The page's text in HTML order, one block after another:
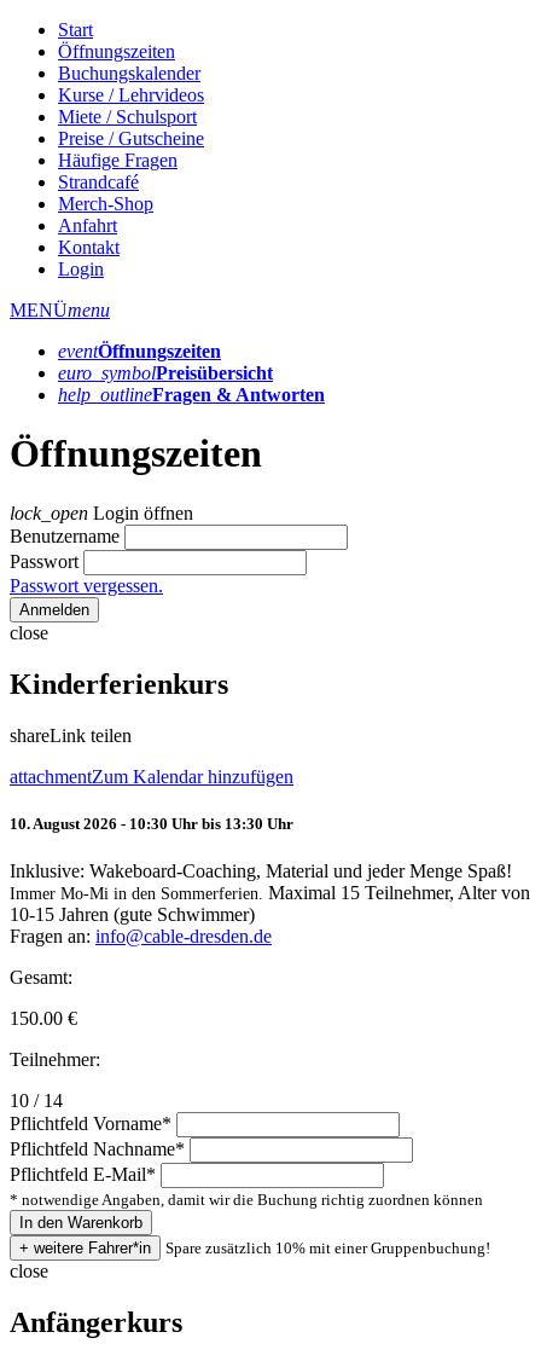
Start
Öffnungszeiten
Buchungskalender
Kurse / Lehrvideos
Miete / Schulsport
Preise / Gutscheine
Häufige Fragen
Strandcafé
Merch-Shop
Anfahrt
Kontakt
Login
MENÜmenu
eventÖffnungs­zeiten
euro_symbolPreis­übersicht
help_outlineFragen & Antworten
Öffnungszeiten
lock_open Login öffnen
Benutzername
Passwort
Passwort vergessen.
Anmelden
close
Kinderferienkurs
shareLink teilen
attachmentZum Kalendar hinzufügen
10. August 2026 - 10:30 Uhr bis 13:30 Uhr
Inklusive: Wakeboard-Coaching, Material und jeder Menge Spaß!
Immer Mo-Mi in den Sommerferien. Maximal 15 Teilnehmer, Alter von
10-15 Jahren (gute Schwimmer)
Fragen an: info@cable-dresden.de
Gesamt:
150.00 €
Teilnehmer:
10 / 14
Pflichtfeld Vorname*
Pflichtfeld Nachname*
Pflichtfeld E-Mail*
* notwendige Angaben, damit wir die Buchung richtig zuordnen können
Spare zusätzlich 10% mit einer Gruppenbuchung!
close
Anfängerkurs